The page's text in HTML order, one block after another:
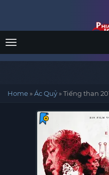
Menu
Home»Ác Quỷ»Tiếng than